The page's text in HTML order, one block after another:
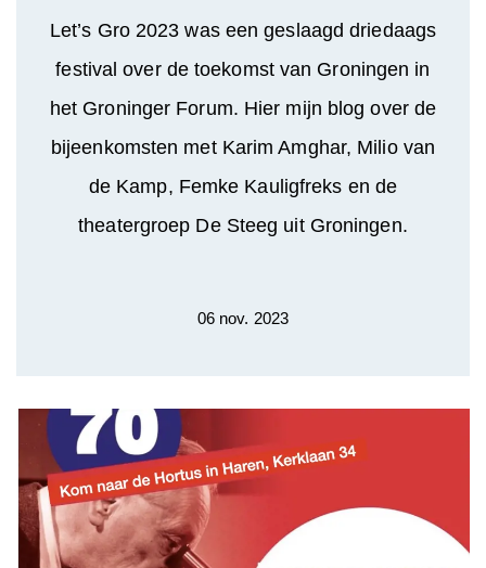
Let’s Gro 2023 was een geslaagd driedaags
festival over de toekomst van Groningen in
het Groninger Forum. Hier mijn blog over de
bijeenkomsten met Karim Amghar, Milio van
de Kamp, Femke Kauligfreks en de
theatergroep De Steeg uit Groningen.
06 nov. 2023